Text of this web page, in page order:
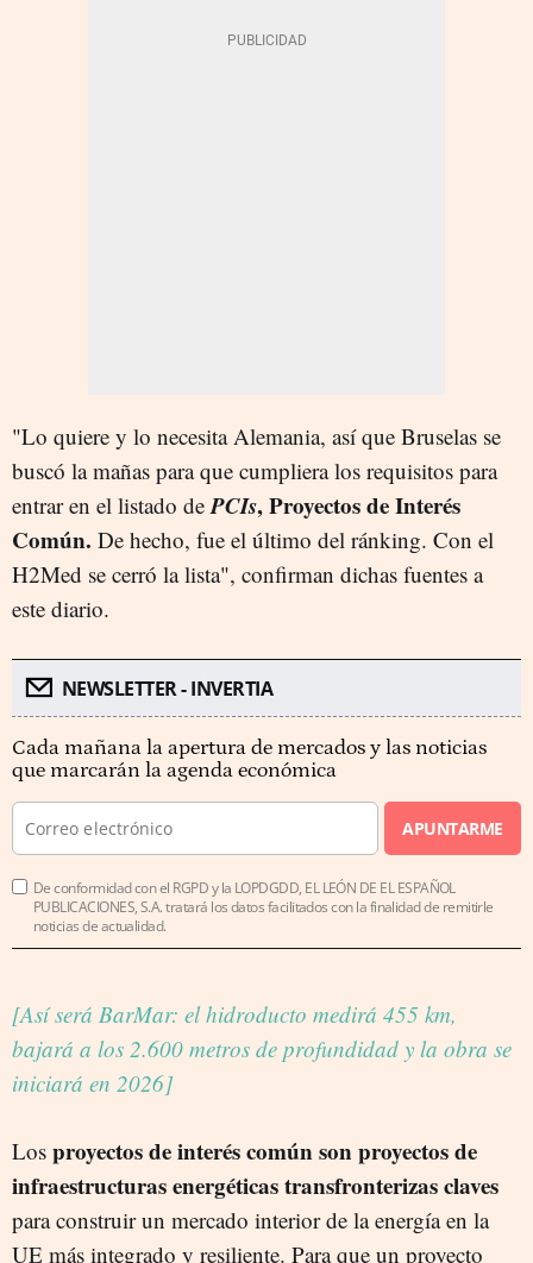
"Lo quiere y lo necesita Alemania, así que Bruselas se
buscó la mañas para que cumpliera los requisitos para
entrar en el listado dePCIs, Proyectos de Interés
Común. De hecho, fue el último del ránking. Con el
H2Med se cerró la lista", confirman dichas fuentes a
este diario.
NEWSLETTER - INVERTIA
Cada mañana la apertura de mercados y las noticias
que marcarán la agenda económica
APUNTARME
De conformidad con el RGPD y la LOPDGDD, EL LEÓN DE EL ESPAÑOL
PUBLICACIONES, S.A. tratará los datos facilitados con la finalidad de remitirle
noticias de actualidad.
[Así será BarMar: el hidroducto medirá 455 km,
bajará a los 2.600 metros de profundidad y la obra se
iniciará en 2026]
Los proyectos de interés común son proyectos de
infraestructuras energéticas transfronterizas claves
para construir un mercado interior de la energía en la
UE más integrado y resiliente. Para que un proyecto